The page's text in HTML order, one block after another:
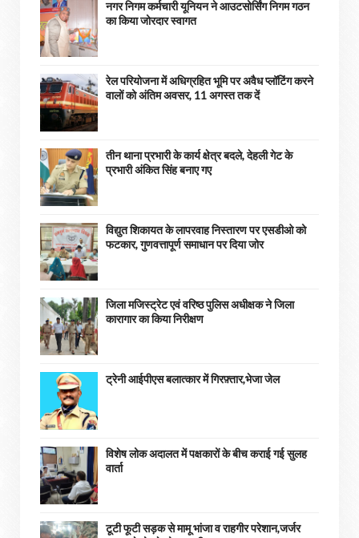
नगर निगम कर्मचारी यूनियन ने आउटसोर्सिंग निगम गठन
का किया जोरदार स्वागत
रेल परियोजना में अधिग्रहित भूमि पर अवैध प्लॉटिंग करने
वालों को अंतिम अवसर, 11 अगस्त तक दें
तीन थाना प्रभारी के कार्य क्षेत्र बदले, देहली गेट के
प्रभारी अंकित सिंह बनाए गए
विद्युत शिकायत के लापरवाह निस्तारण पर एसडीओ को
फटकार, गुणवत्तापूर्ण समाधान पर दिया जोर
जिला मजिस्ट्रेट एवं वरिष्ठ पुलिस अधीक्षक ने जिला
कारागार का किया निरीक्षण
ट्रेनी आईपीएस बलात्कार में गिरफ़्तार,भेजा जेल
विशेष लोक अदालत में पक्षकारों के बीच कराई गई सुलह
वार्ता
टूटी फूटी सड़क से मामू भांजा व राहगीर परेशान,जर्जर